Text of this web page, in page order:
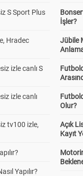
S Sport Plus
Hradec
izle canlı S
izle canlı
tv100 izle,
Yapılır?
İşler?
Jübile
Olur?
Açık
Kayıt